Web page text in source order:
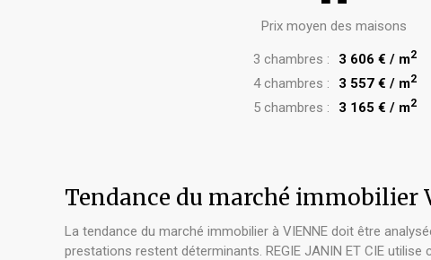
Prix moyen des maisons
3 chambres : 3 606 € / m2
4 chambres : 3 557 € / m2
5 chambres : 3 165 € / m2
Tendance du marché immobilier
La tendance du marché immobilier à VIENNE doit être
prestations restent déterminants. REGIE JANIN ET CIE